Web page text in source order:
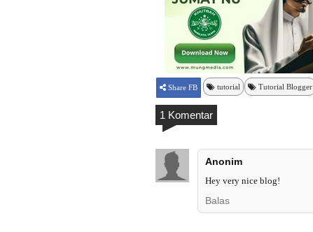
Share FB tutorial Tutorial Blogger
1 Komentar
Anonim
Hey very nice blog!
Balas